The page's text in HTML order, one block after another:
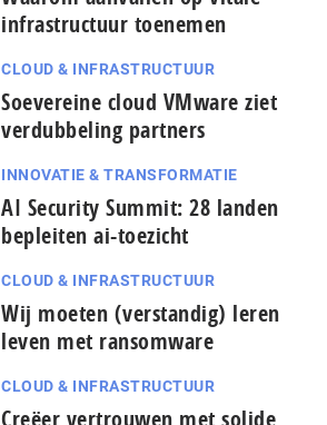
infrastructuur toenemen
CLOUD & INFRASTRUCTUUR
Soevereine cloud VMware ziet
verdubbeling partners
INNOVATIE & TRANSFORMATIE
AI Security Summit: 28 landen
bepleiten ai-toezicht
CLOUD & INFRASTRUCTUUR
Wij moeten (verstandig) leren
leven met ransomware
CLOUD & INFRASTRUCTUUR
Creëer vertrouwen met solide